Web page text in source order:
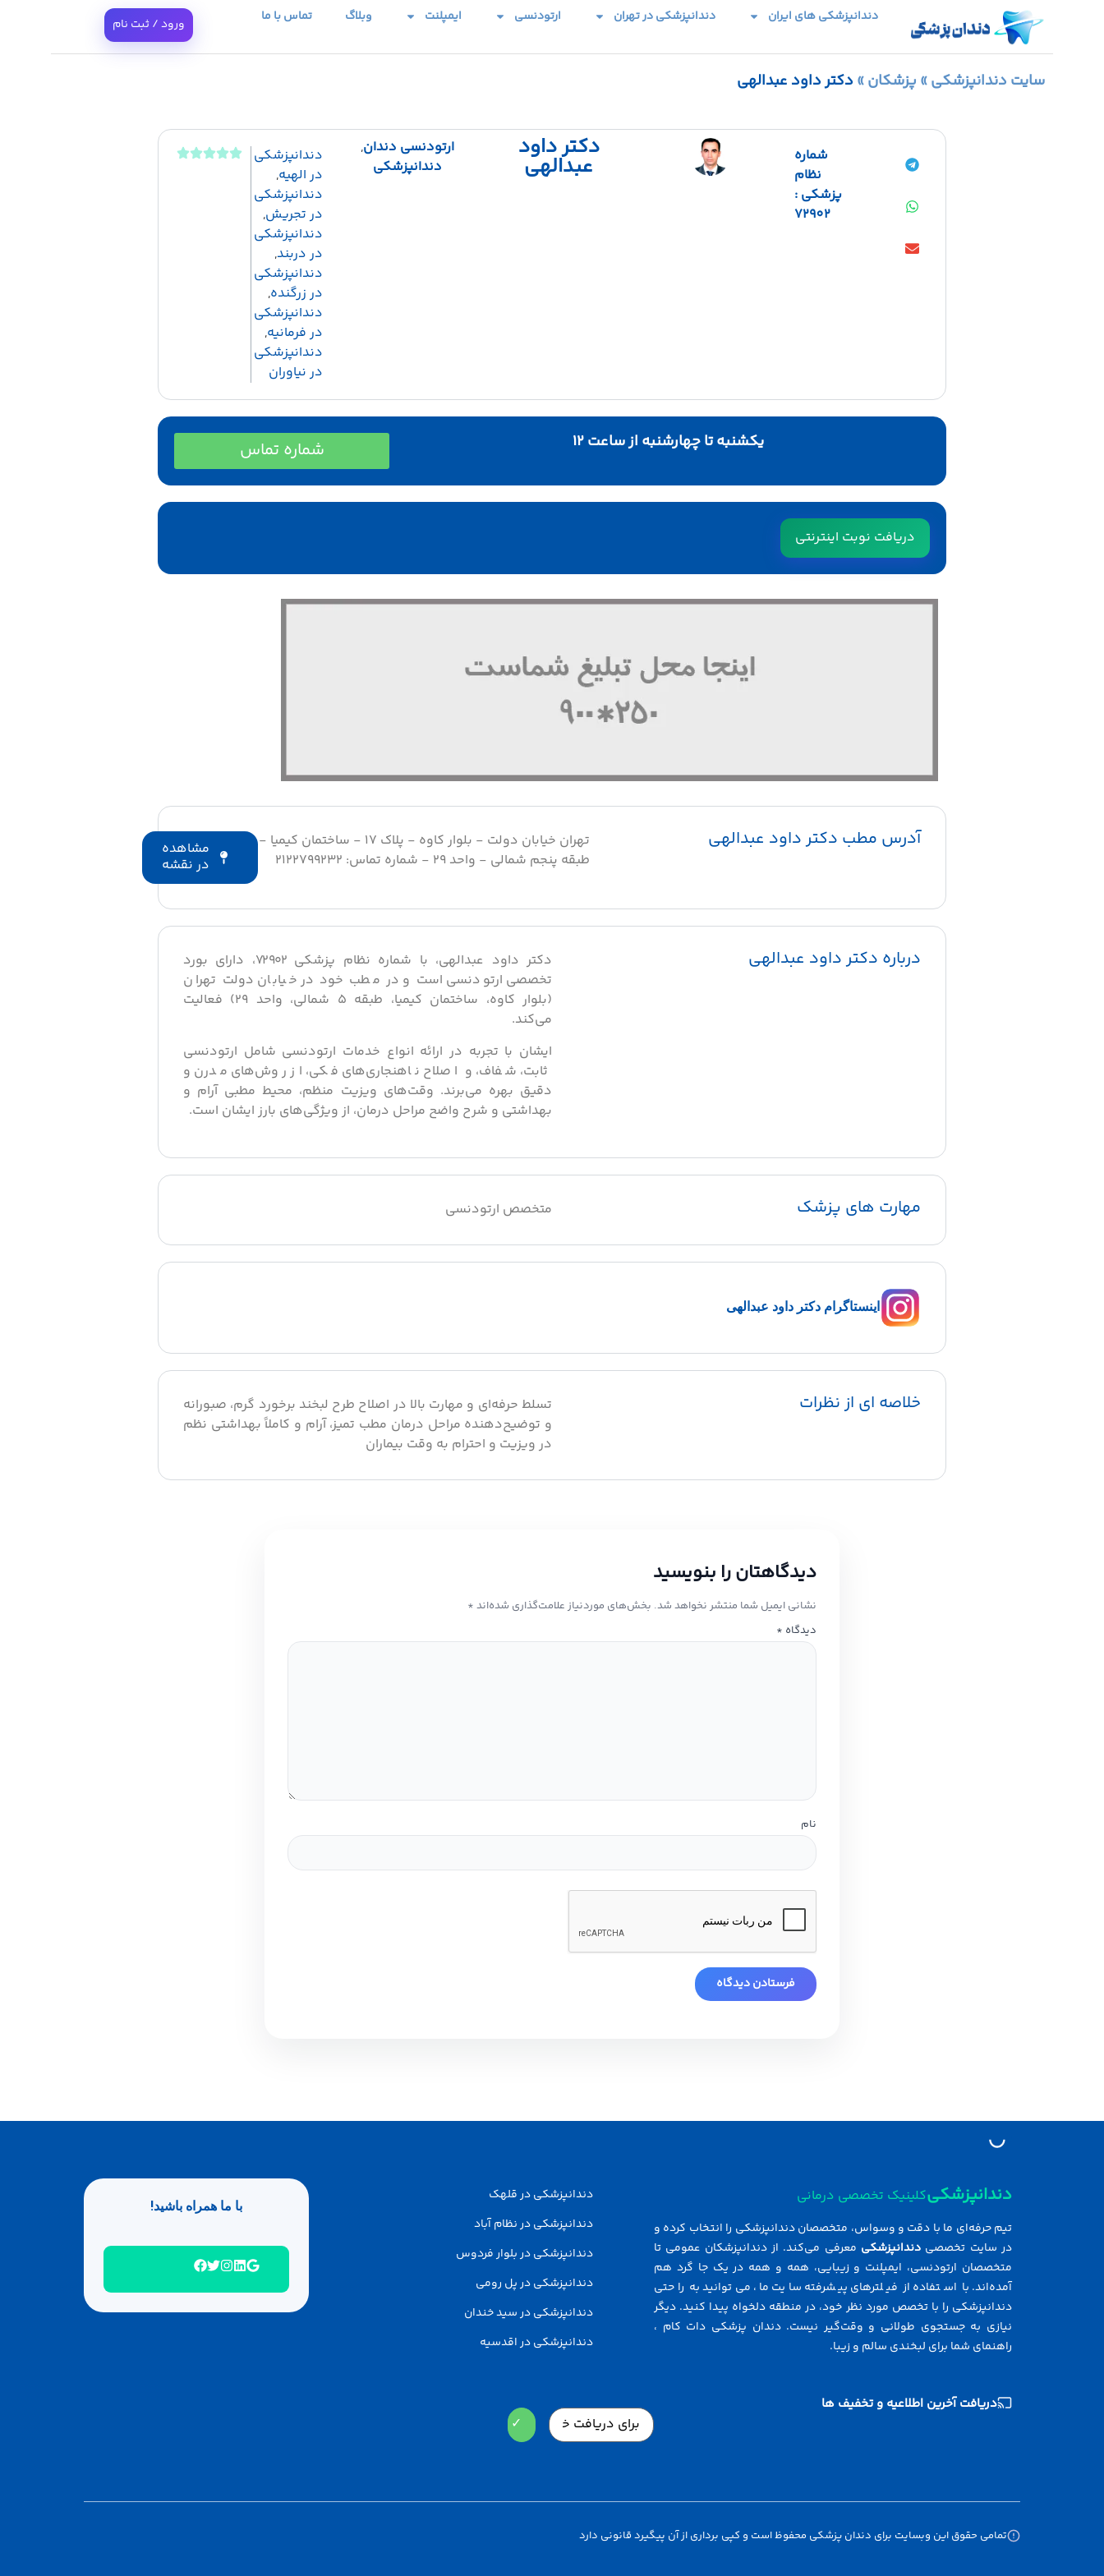
دندانپزشکی های ایران دندانپزشکی در تهران ارتودنسی ایمپلنت وبلاگ تماس با ما ورود / ثبت نام
سایت دندانپزشکی» پزشکان» دکتر داود عبدالهی
شماره
نظام
پزشکی :
72902
دکتر داود
عبدالهی
ارتودنسی دندان,
دندانپزشکی
دندانپزشکی
در الهیه,
دندانپزشکی
در تجریش,
دندانپزشکی
در دربند,
دندانپزشکی
در زرگنده,
دندانپزشکی
در فرمانیه,
دندانپزشکی
در نیاوران
یکشنبه تا چهارشنبه از ساعت 12 شماره تماس
دریافت نوبت اینترنتی
آدرس مطب دکتر داود عبدالهی
تهران خیابان دولت - بلوار کاوه - پلاک 17 - ساختمان کیمیا -
طبقه پنجم شمالی - واحد 29 - شماره تماس: 2122799232
مشاهده
در نقشه
درباره دکتر داود عبدالهی
دکتر داود عبدالهی، با شماره نظام پزشکی ۷۲۹۰۲، دارای بورد
تخصصی ارتودنسی است و در مطب خود در خیابان دولت تهران
(بلوار کاوه، ساختمان کیمیا، طبقه ۵ شمالی، واحد ۲۹) فعالیت
می‌کند.
ایشان با تجربه در ارائه انواع خدمات ارتودنسی شامل ارتودنسی
ثابت، شفاف، و اصلاح ناهنجاری‌های فکی، از روش‌های مدرن و
دقیق بهره می‌برند. وقت‌های ویزیت منظم، محیط مطبی آرام و
بهداشتی و شرح واضح مراحل درمان، از ویژگی‌های بارز ایشان است.
مهارت های پزشک متخصص ارتودنسی
اینستاگرام دکتر داود عبدالهی
خلاصه ای از نظرات
تسلط حرفه‌ای و مهارت بالا در اصلاح طرح لبخند برخورد گرم، صبورانه
و توضیح‌دهنده مراحل درمان مطب تمیز، آرام و کاملاً بهداشتی نظم
در ویزیت و احترام به وقت بیماران
دیدگاهتان را بنویسید
نشانی ایمیل شما منتشر نخواهد شد. بخش‌های موردنیاز علامت‌گذاری شده‌اند *
دیدگاه *
نام
دندانپزشکیکلینیک تخصصی درمانی
تیم حرفه‌ای ما با دقت و وسواس، متخصصان دندانپزشکی را انتخاب کرده و
در سایت تخصصی دندانپزشکی معرفی می‌کند. از دندانپزشکان عمومی تا
متخصصان ارتودنسی، ایمپلنت و زیبایی، همه و همه در یک جا گرد هم
آمده‌اند. با استفاده از فیلترهای پیشرفته سایت ما، می‌توانید به راحتی
دندانپزشکی را با تخصص مورد نظر خود، در منطقه دلخواه پیدا کنید. دیگر
نیازی به جستجوی طولانی و وقت‌گیر نیست. دندان پزشکی دات کام ،
راهنمای شما برای لبخندی سالم و زیبا.
دریافت آخرین اطلاعیه و تخفیف ها Email
دندانپزشکی در قلهک
دندانپزشکی در نظام آباد
دندانپزشکی در بلوار فردوس
دندانپزشکی در پل رومی
دندانپزشکی در سید خندان
دندانپزشکی در اقدسیه
با ما همراه باشید!
تمامی حقوق این وبسایت برای دندان پزشکی محفوظ است و کپی برداری از آن پیگیرد قانونی دارد